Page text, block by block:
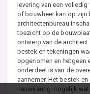
levering van een
of bouwheer kan op zijn
architectenbureau
toezicht op de
ontwerp van de
bestek en tekeningen
opgenomen en hetgeen
onderdeel is van de
aannemer. Het bestek
nauwkeurig mogelijk